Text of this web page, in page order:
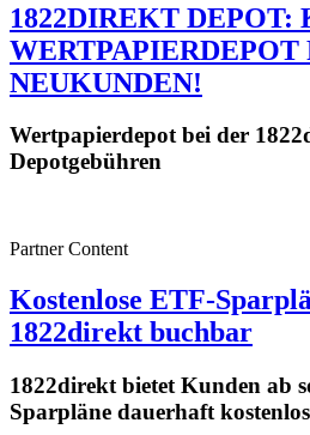
1822DIREKT DEPOT:
WERTPAPIERDEPOT
NEUKUNDEN!
Wertpapierdepot bei der
Depotgebühren
Partner Content
Kostenlose ETF-
1822direkt buchbar
1822direkt bietet Kunden ab
Sparpläne dauerhaft